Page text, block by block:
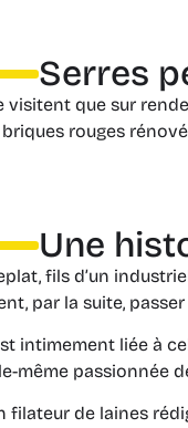
Serres
visitent que sur
rouges
Une
fils d’un
par la suite,
intimement liée à
même passionnée
filateur de laines